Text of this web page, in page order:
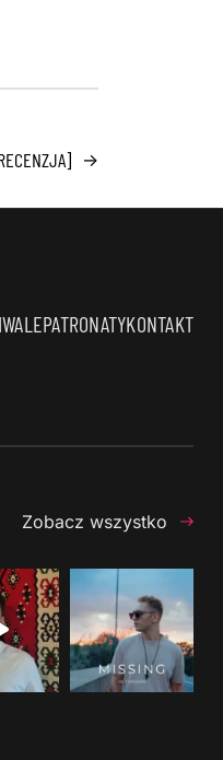
→
PATRONATYKONTAKT
Zobacz wszystko